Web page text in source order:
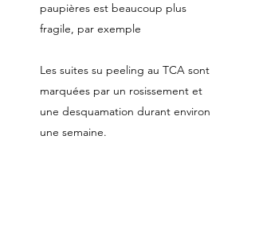
paupières est beaucoup plus
fragile, par exemple
Les suites su peeling au TCA sont
marquées par un rosissement et
une desquamation durant environ
une semaine.